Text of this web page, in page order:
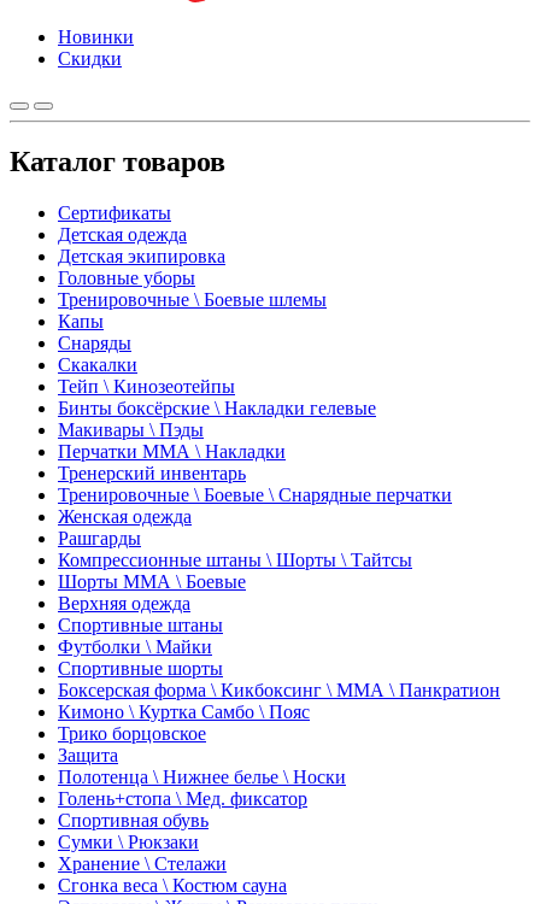
Новинки
Скидки
Каталог товаров
Сертификаты
Детская одежда
Детская экипировка
Головные уборы
Тренировочные \ Боевые шлемы
Капы
Снаряды
Скакалки
Тейп \ Кинозеотейпы
Бинты боксёрские \ Накладки гелевые
Макивары \ Пэды
Перчатки ММА \ Накладки
Тренерский инвентарь
Тренировочные \ Боевые \ Снарядные перчатки
Женская одежда
Рашгарды
Компрессионные штаны \ Шорты \ Тайтсы
Шорты ММА \ Боевые
Верхняя одежда
Спортивные штаны
Футболки \ Майки
Спортивные шорты
Боксерская форма \ Кикбоксинг \ ММА \ Панкратион
Кимоно \ Куртка Самбо \ Пояс
Трико борцовское
Защита
Полотенца \ Нижнее белье \ Носки
Голень+стопа \ Мед. фиксатор
Спортивная обувь
Сумки \ Рюкзаки
Хранение \ Стелажи
Сгонка веса \ Костюм сауна